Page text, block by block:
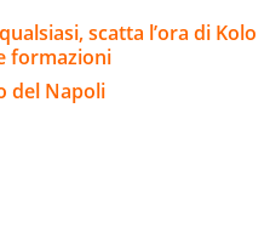
scatta l’ora di Kolo
formazioni
del Napoli